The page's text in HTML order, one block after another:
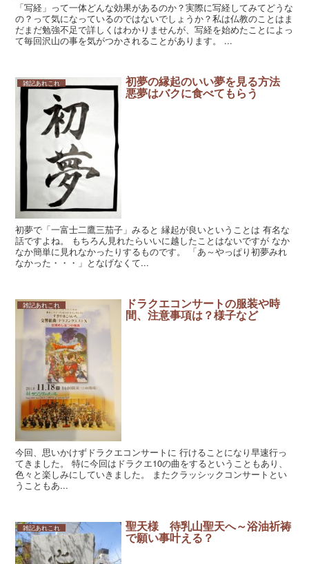
「写経」って一体どんな効果があるのか？実際に写経してみてどうな
の？って気になっているのではないでしょうか？私は仏教のことはま
だまだ勉強不足で詳しくはわかりませんが、写経を始めたことによっ
て毎回沢山の事を気がつかされることがあります。 ...
雑記あれこれ 初夢の縁起のいい夢を見る方法
悪夢はバクに食べてもらう
初夢で「一富士二鷹三茄子」みると 縁起が良いということは 有名な
話ですよね。 もちろん見れたらいいに越したことはないですが なか
なか簡単に見れなかったりするものです。 「あ～やっぱり初夢みれ
なかった・・・」となげなくて...
雑記あれこれ ドラクエコンサートの服装や時
間、注意事項は？様子など
今回、思いかけずドラクエコンサートに 行けることになり早速行っ
てきました。 特に今回はドラクエ10の曲をするということもあり、
色々と楽しみにしていきました。 またクラッシックコンサートとい
うこともあ...
雑記あれこれ 聖天様 待乳山聖天へ～浴油祈祷
で願い事叶える？